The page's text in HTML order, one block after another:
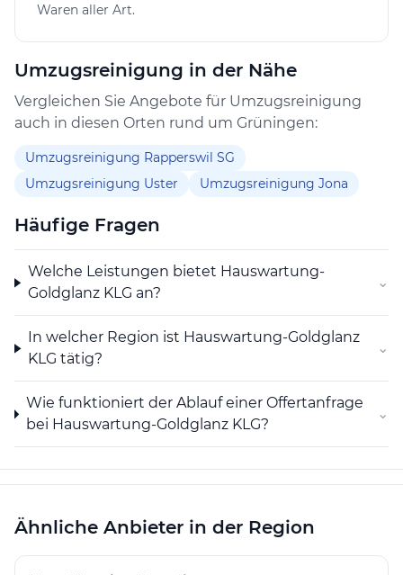
über eine vielseitige Hauswartung in Grüningen, mit
dem Ziel, den Unterhalt von Immobilien und Gärten
gewährleisten.
Waren aller Art.
Umzugsreinigung in der Nähe
Vergleichen Sie Angebote für Umzugsreinigung
auch in diesen Orten rund um Grüningen:
Umzugsreinigung Rapperswil SG
Umzugsreinigung Uster
Umzugsreinigung Jona
Häufige Fragen
Welche Leistungen bietet Hauswartung-
Goldglanz KLG an?
⌄
In welcher Region ist Hauswartung-Goldglanz
KLG tätig?
⌄
Wie funktioniert der Ablauf einer Offertanfrage
bei Hauswartung-Goldglanz KLG?
⌄
Ähnliche Anbieter in der Region